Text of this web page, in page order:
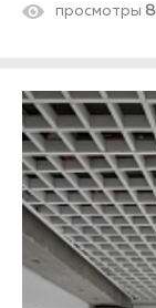
просмотры